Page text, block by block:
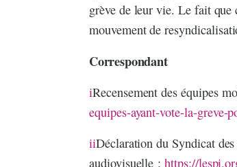
grève de leur vie. Le fait que
mouvement de
Correspondant
iRecensement des équipes
equipes-ayant-vote-la-greve-
iiDéclaration du Syndicat
audiovisuelle :https://